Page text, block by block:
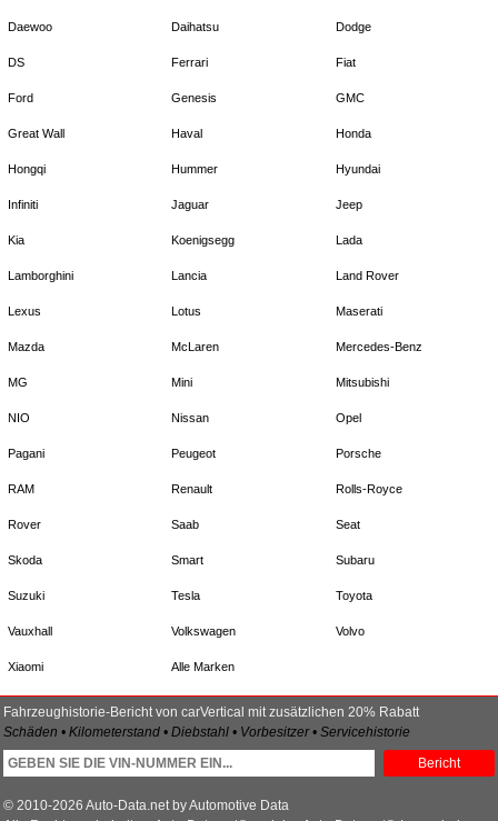
Daewoo Daihatsu Dodge
DS Ferrari Fiat
Ford Genesis GMC
Great Wall Haval Honda
Hongqi Hummer Hyundai
Infiniti Jaguar Jeep
Kia Koenigsegg Lada
Lamborghini Lancia Land Rover
Lexus Lotus Maserati
Mazda McLaren Mercedes-Benz
MG Mini Mitsubishi
NIO Nissan Opel
Pagani Peugeot Porsche
RAM Renault Rolls-Royce
Rover Saab Seat
Skoda Smart Subaru
Suzuki Tesla Toyota
Vauxhall Volkswagen Volvo
Xiaomi Alle Marken
Fahrzeughistorie-Bericht von carVertical mit zusätzlichen 20% Rabatt
Schäden • Kilometerstand • Diebstahl • Vorbesitzer • Servicehistorie
Bericht
© 2010-2026 Auto-Data.net by Automotive Data